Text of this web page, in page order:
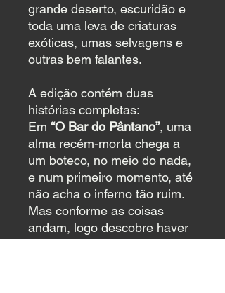
grande deserto, escuridão e
toda uma leva de criaturas
exóticas, umas selvagens e
outras bem falantes.
A edição contém duas
histórias completas:
Em “O Bar do Pântano”, uma
alma recém-morta chega a
um boteco, no meio do nada,
e num primeiro momento, até
não acha o inferno tão ruim.
Mas conforme as coisas
andam, logo descobre haver